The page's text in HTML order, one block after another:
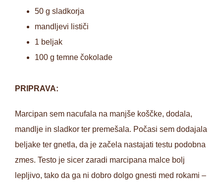
50 g sladkorja
mandljevi lističi
1 beljak
100 g temne čokolade
PRIPRAVA:
Marcipan sem nacufala na manjše koščke, dodala,
mandlje in sladkor ter premešala. Počasi sem dodajala
beljake ter gnetla, da je začela nastajati testu podobna
zmes. Testo je sicer zaradi marcipana malce bolj
lepljivo, tako da ga ni dobro dolgo gnesti med rokami –